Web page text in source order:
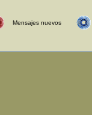
Mensajes nuevos